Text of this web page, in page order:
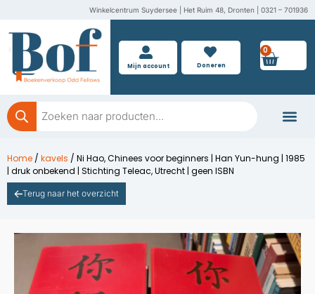
inhoud
Winkelcentrum Suydersee | Het Ruim 48, Dronten | 0321 – 701936
Mijn account Doneren
0
Producten
zoeken
Home / kavels / Ni Hao, Chinees voor beginners | Han Yun-hung | 1985
| druk onbekend | Stichting Teleac, Utrecht | geen ISBN
Terug naar het overzicht